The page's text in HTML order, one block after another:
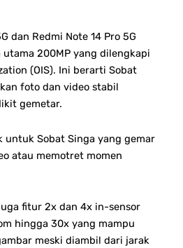
dan Redmi Note 14 Pro 5G
200MP yang dilengkapi
(OIS). Ini berarti Sobat
foto dan video stabil
gemetar.
untuk Sobat Singa yang gemar
atau memotret momen
fitur 2x dan 4x in-sensor
hingga 30x yang mampu
meski diambil dari jarak